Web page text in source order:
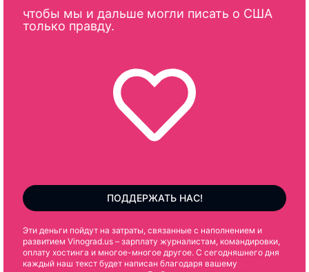
чтобы мы и дальше могли писать о США
только правду.
ПОДДЕРЖАТЬ НАС!
Эти деньги пойдут на затраты, связанные с наполнением и
развитием Vinograd.us – зарплату журналистам, командировки,
оплату хостинга и многое-многое другое. С сегодняшнего дня
каждый наш текст будет написан благодаря вашему